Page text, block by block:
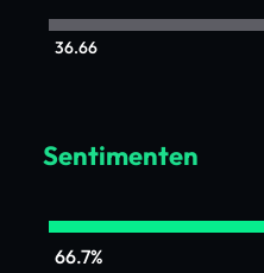
36.66
Sentimenten
66.7%